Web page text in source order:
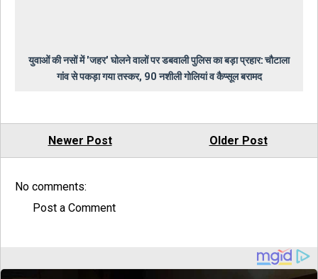
युवाओं की नसों में 'जहर' घोलने वालों पर डबवाली पुलिस का बड़ा प्रहार: चौटाला
गांव से पकड़ा गया तस्कर, 90 नशीली गोलियां व कैप्सूल बरामद
Newer Post Older Post
No comments:
Post a Comment